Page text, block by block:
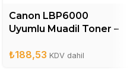
Canon LBP6000
Uyumlu Muadil Toner –
₺188,53 KDV dahil